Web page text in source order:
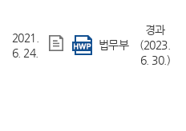
2021.
6. 24.
법무부
경과
(2023.
6. 30.)